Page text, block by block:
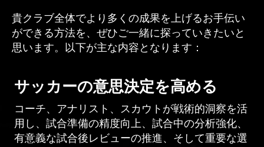
貴クラブ全体でより多くの成果を上げるお手伝い
ができる方法を、ぜひご一緒に探っていきたいと
思います。以下が主な内容となります：
サッカーの意思決定を高める
コーチ、アナリスト、スカウトが戦術的洞察を活
用し、試合準備の精度向上、試合中の分析強化、
有意義な試合後レビューの推進、そして重要な選